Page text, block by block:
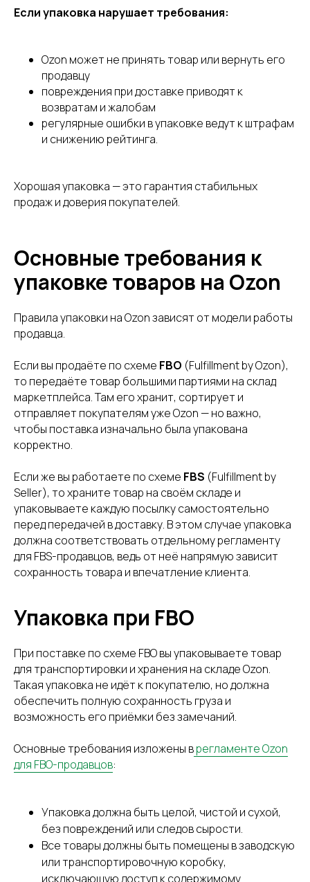
Если упаковка нарушает требования:
Ozon может не принять товар или вернуть его
продавцу
повреждения при доставке приводят к
возвратам и жалобам
регулярные ошибки в упаковке ведут к штрафам
и снижению рейтинга.
Хорошая упаковка — это гарантия стабильных
продаж и доверия покупателей.
Основные требования к
упаковке товаров на Ozon
Правила упаковки на Ozon зависят от модели работы
продавца.
Если вы продаёте по схеме FBO (Fulfillment by Ozon),
то передаёте товар большими партиями на склад
маркетплейса. Там его хранит, сортирует и
отправляет покупателям уже Ozon — но важно,
чтобы поставка изначально была упакована
корректно.
Если же вы работаете по схеме FBS (Fulfillment by
Seller), то храните товар на своём складе и
упаковываете каждую посылку самостоятельно
перед передачей в доставку. В этом случае упаковка
должна соответствовать отдельному регламенту
для FBS-продавцов, ведь от неё напрямую зависит
сохранность товара и впечатление клиента.
Упаковка при FBO
При поставке по схеме FBO вы упаковываете товар
для транспортировки и хранения на складе Ozon.
Такая упаковка не идёт к покупателю, но должна
обеспечить полную сохранность груза и
возможность его приёмки без замечаний.
Основные требования изложены врегламенте Ozon
для FBO-продавцов:
Упаковка должна быть целой, чистой и сухой,
без повреждений или следов сырости.
Все товары должны быть помещены в заводскую
или транспортировочную коробку,
исключающую доступ к содержимому.